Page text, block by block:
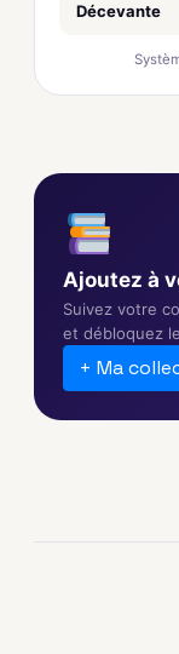
Décevante
Ajoutez à
Suivez votre
et débloquez
+ Ma